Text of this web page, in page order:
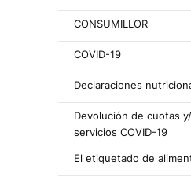
CONSUMILLOR
COVID-19
Declaraciones
Devolución de cuotas
servicios COVID-19
El etiquetado de